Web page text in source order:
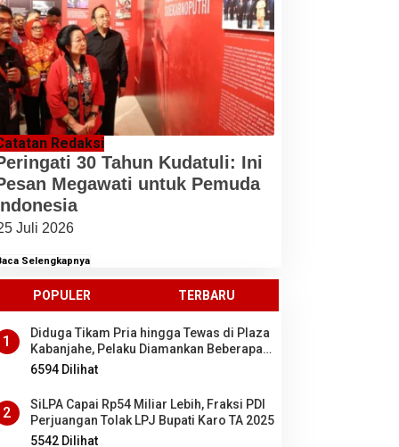
Redaksi
30 Tahun Kudatuli: Ini
Megawati untuk Pemuda
Juli 2026
Selengkapnya
POPULER TERBARU
1
Diduga Tikam Pria hingga Tewas di Plaza
Kabanjahe, Pelaku Diamankan Beberapa
Menit Setelah Kejadian, Ini Motifnya
6594 Dilihat
2
SiLPA Capai Rp54 Miliar Lebih, Fraksi PDI
Perjuangan Tolak LPJ Bupati Karo TA 2025
5542 Dilihat